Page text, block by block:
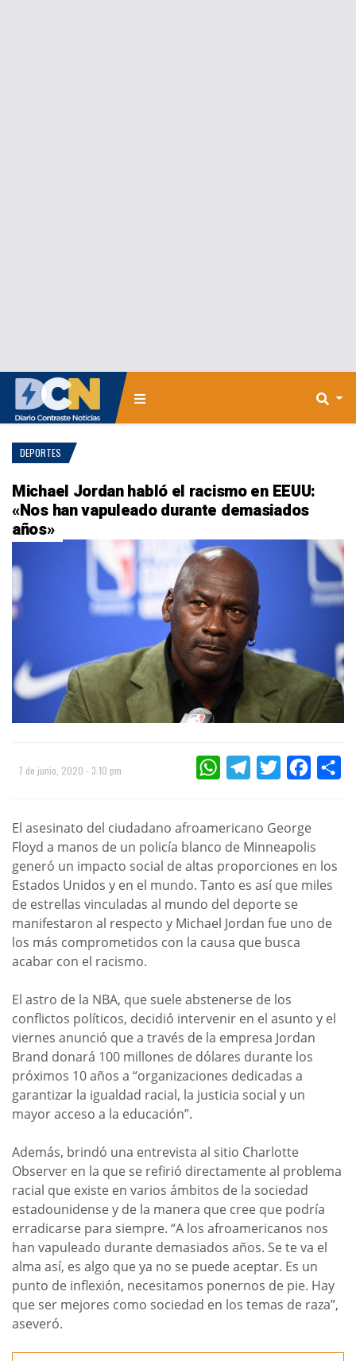
DEPORTES
Michael Jordan habló el racismo en EEUU:
«Nos han vapuleado durante demasiados
años»
7 de junio, 2020 - 3:10 pm WHATSAPPTELEGRAMTWITTER
El asesinato del ciudadano afroamericano George
Floyd a manos de un policía blanco de Minneapolis
generó un impacto social de altas proporciones en los
Estados Unidos y en el mundo. Tanto es así que miles
de estrellas vinculadas al mundo del deporte se
manifestaron al respecto y Michael Jordan fue uno de
los más comprometidos con la causa que busca
acabar con el racismo.
El astro de la NBA, que suele abstenerse de los
conflictos políticos, decidió intervenir en el asunto y el
viernes anunció que a través de la empresa Jordan
Brand donará 100 millones de dólares durante los
próximos 10 años a “organizaciones dedicadas a
garantizar la igualdad racial, la justicia social y un
mayor acceso a la educación”.
Además, brindó una entrevista al sitio Charlotte
Observer en la que se refirió directamente al problema
racial que existe en varios ámbitos de la sociedad
estadounidense y de la manera que cree que podría
erradicarse para siempre. “A los afroamericanos nos
han vapuleado durante demasiados años. Se te va el
alma así, es algo que ya no se puede aceptar. Es un
punto de inflexión, necesitamos ponernos de pie. Hay
que ser mejores como sociedad en los temas de raza”,
aseveró.